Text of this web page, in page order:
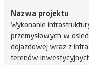
Nazwa projektu
Wykonanie
przemysłowych w
dojazdowej wraz z
terenów